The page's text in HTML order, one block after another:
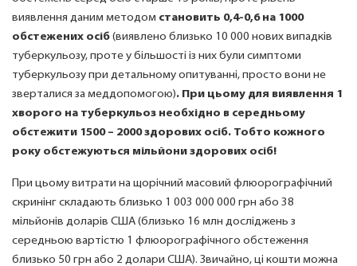
виявлення даним методом становить 0,4-0,6 на 1000
обстежених осіб (виявлено близько 10 000 нових випадків
туберкульозу, проте у більшості із них були симптоми
туберкульозу при детальному опитуванні, просто вони не
зверталися за меддопомогою). При цьому для виявлення 1
хворого на туберкульоз необхідно в середньому
обстежити 1500 – 2000 здорових осіб. Тобто кожного
року обстежуються мільйони здорових осіб!
При цьому витрати на щорічний масовий флюорографічний
скринінг складають близько 1 003 000 000 грн або 38
мільйонів доларів США (близько 16 млн досліджень з
середньою вартістю 1 флюорографічного обстеження
близько 50 грн або 2 долари США). Звичайно, ці кошти можна